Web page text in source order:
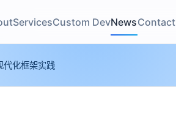
ServicesCustom DevNewsContact
代化框架实践